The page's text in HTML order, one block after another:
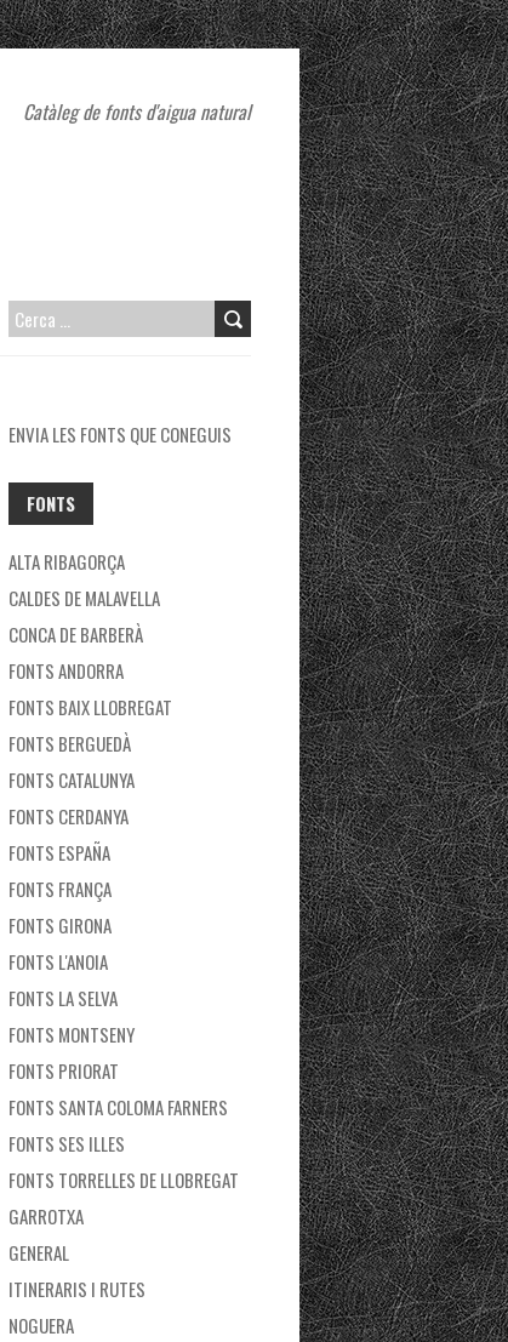
Catàleg de fonts d'aigua natural
CERCA:
ENVIA LES FONTS QUE CONEGUIS
FONTS
ALTA RIBAGORÇA
CALDES DE MALAVELLA
CONCA DE BARBERÀ
FONTS ANDORRA
FONTS BAIX LLOBREGAT
FONTS BERGUEDÀ
FONTS CATALUNYA
FONTS CERDANYA
FONTS ESPAÑA
FONTS FRANÇA
FONTS GIRONA
FONTS L'ANOIA
FONTS LA SELVA
FONTS MONTSENY
FONTS PRIORAT
FONTS SANTA COLOMA FARNERS
FONTS SES ILLES
FONTS TORRELLES DE LLOBREGAT
GARROTXA
GENERAL
ITINERARIS I RUTES
NOGUERA